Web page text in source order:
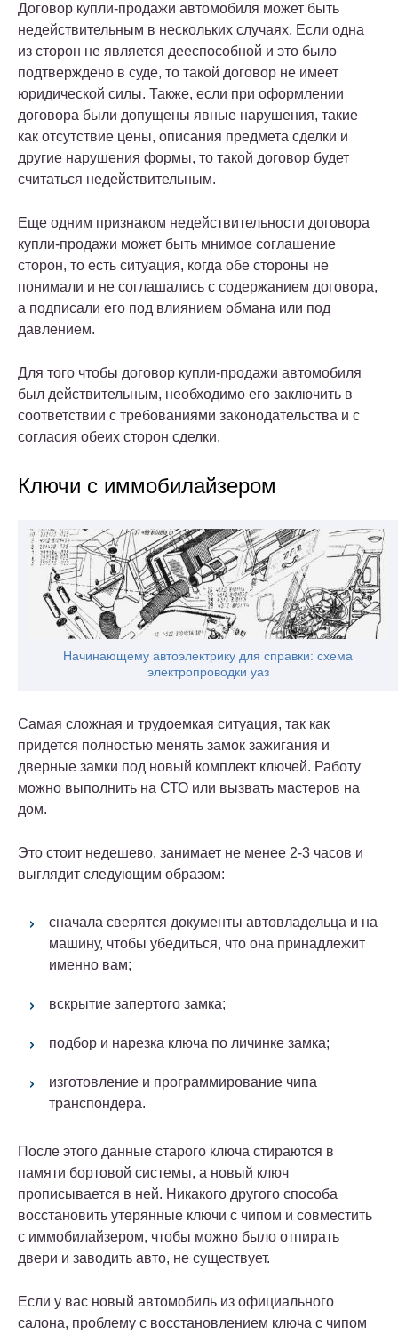
Договор купли-продажи автомобиля может быть
недействительным в нескольких случаях. Если одна
из сторон не является дееспособной и это было
подтверждено в суде, то такой договор не имеет
юридической силы. Также, если при оформлении
договора были допущены явные нарушения, такие
как отсутствие цены, описания предмета сделки и
другие нарушения формы, то такой договор будет
считаться недействительным.
Еще одним признаком недействительности договора
купли-продажи может быть мнимое соглашение
сторон, то есть ситуация, когда обе стороны не
понимали и не соглашались с содержанием договора,
а подписали его под влиянием обмана или под
давлением.
Для того чтобы договор купли-продажи автомобиля
был действительным, необходимо его заключить в
соответствии с требованиями законодательства и с
согласия обеих сторон сделки.
Ключи с иммобилайзером
Начинающему автоэлектрику для справки: схема
электропроводки уаз
Самая сложная и трудоемкая ситуация, так как
придется полностью менять замок зажигания и
дверные замки под новый комплект ключей. Работу
можно выполнить на СТО или вызвать мастеров на
дом.
Это стоит недешево, занимает не менее 2-3 часов и
выглядит следующим образом:
сначала сверятся документы автовладельца и на
машину, чтобы убедиться, что она принадлежит
именно вам;
вскрытие запертого замка;
подбор и нарезка ключа по личинке замка;
изготовление и программирование чипа
транспондера.
После этого данные старого ключа стираются в
памяти бортовой системы, а новый ключ
прописывается в ней. Никакого другого способа
восстановить утерянные ключи с чипом и совместить
с иммобилайзером, чтобы можно было отпирать
двери и заводить авто, не существует.
Если у вас новый автомобиль из официального
салона, проблему с восстановлением ключа с чипом